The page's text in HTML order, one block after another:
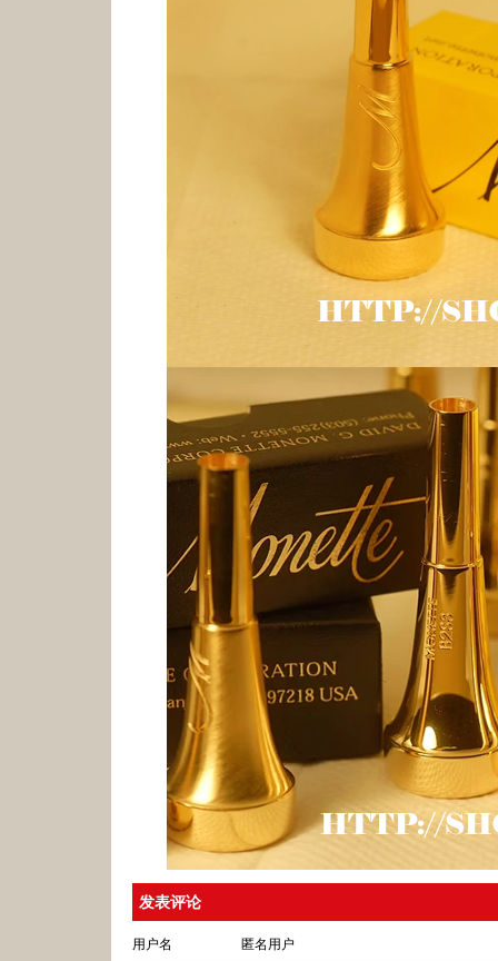
发表评论
用户名 匿名用户